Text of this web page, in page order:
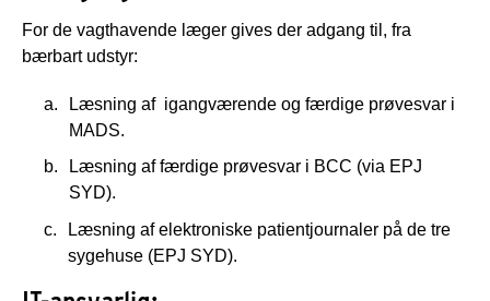
For de vagthavende læger gives der adgang til, fra
bærbart udstyr:
Læsning af igangværende og færdige prøvesvar i
MADS.
Læsning af færdige prøvesvar i BCC (via EPJ
SYD).
Læsning af elektroniske patientjournaler på de tre
sygehuse (EPJ SYD).